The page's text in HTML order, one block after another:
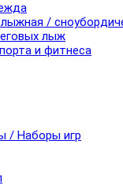
/
лыж
и фитнеса
/ Наборы игр